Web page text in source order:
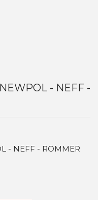
- NEFF -
- NEFF - ROMMER